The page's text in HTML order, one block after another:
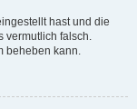
hast und die
vermutlich falsch.
beheben kann.